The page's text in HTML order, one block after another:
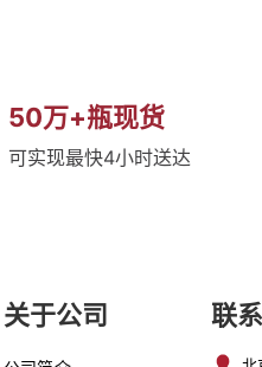
50万+瓶现货
可实现最快4小时送达
关于公司 联